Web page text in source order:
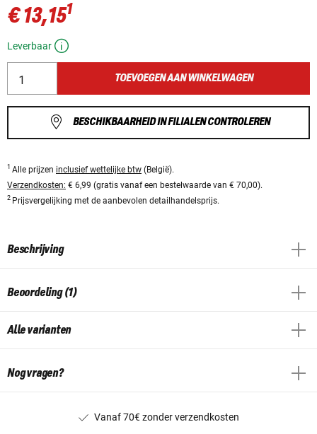
€ 13,151
Leverbaar
TOEVOEGEN AAN WINKELWAGEN
BESCHIKBAARHEID IN FILIALEN CONTROLEREN
1 Alle prijzen inclusief wettelijke btw (België).
Verzendkosten: € 6,99 (gratis vanaf een bestelwaarde van € 70,00).
2 Prijsvergelijking met de aanbevolen detailhandelsprijs.
Beschrijving
Beoordeling (1)
Alle varianten
Nog vragen?
Vanaf 70€ zonder verzendkosten